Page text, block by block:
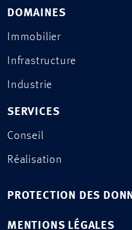
DOMAINES
Immobilier
Infrastructure
Industrie
SERVICES
Conseil
Réalisation
PROTECTION DES
MENTIONS LÉGALES